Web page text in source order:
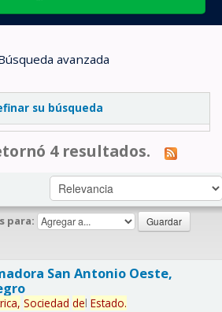
avanzada
su búsqueda
4 resultados.
para:
San Antonio Oeste,
Sociedad del Estado.